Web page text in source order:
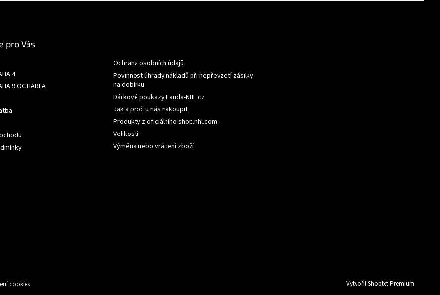
pro Vás
4
9 OC HARFA
Ochrana osobních údajů
Povinnost úhrady nákladů při nepřevzetí zásilky
na dobírku
Dárkové poukazy Fanda-NHL.cz
Jak a proč u nás nakoupit
Produkty z oficiálního shop.nhl.com
Velikosti
Výměna nebo vrácení zboží
Vytvořil Shoptet Premium
cookies